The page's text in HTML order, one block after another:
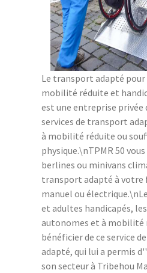
Le transport adapté pour
mobilité réduite et
est une entreprise privée
services de transport
à mobilité réduite ou
physique.\nTPMR 50
berlines ou minivans
transport adapté à
manuel ou
et adultes handicapés,
autonomes et à mobilité
bénéficier de ce service
adapté, qui lui a permis
son secteur à Tribehou